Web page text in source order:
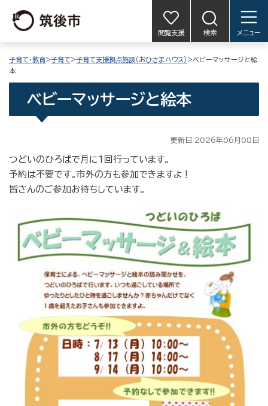
閲覧支援 検索 メニュー
子育て・教育>子育て>子育て支援拠点施設（おひさまハウス） >ベビーマッサージと絵
本
ベビーマッサージと絵本
更新日 2026年06月08日
つどいのひろばで月に1回行っています。
予約は不要です。市外の方も参加できますよ！
皆さんのご参加お待ちしています。